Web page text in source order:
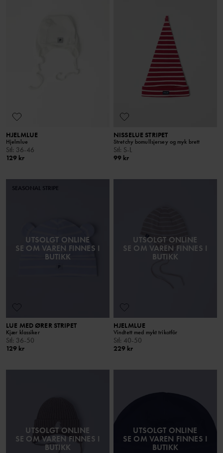
HJELMLUE
Hjelmlue
Stl: 36-46
129 kr
NISSELUE STRIPET
Stretchy bomullsjersey og myk brett
Stl: S-L
99 kr
UTSOLGT ONLINE
SE OM VAREN FINNES I
BUTIKK
SEASONAL STRIPE
LUE MED ØRER STRIPET
Kjær klassiker
Stl: 36-50
129 kr
UTSOLGT ONLINE
SE OM VAREN FINNES I
BUTIKK
HJELMLUE
Vindtett med mykt trikotfôr
Stl: 40-50
229 kr
UTSOLGT ONLINE
SE OM VAREN FINNES I
BUTIKK
UTSOLGT ONLINE
SE OM VAREN FINNES I
BUTIKK